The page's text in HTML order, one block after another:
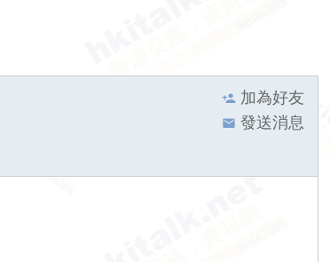
加為好友
發送消息